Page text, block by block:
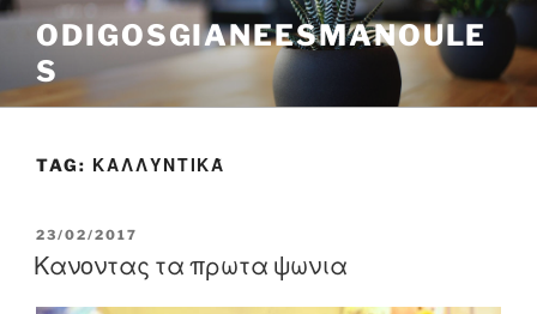
Skip
content
ODIGOSGIANEESMANOULE
S
TAG: ΚΑΛΛΥΝΤΙΚΆ
POSTED
ON
23/02/2017
Κανοντας τα πρωτα ψωνια